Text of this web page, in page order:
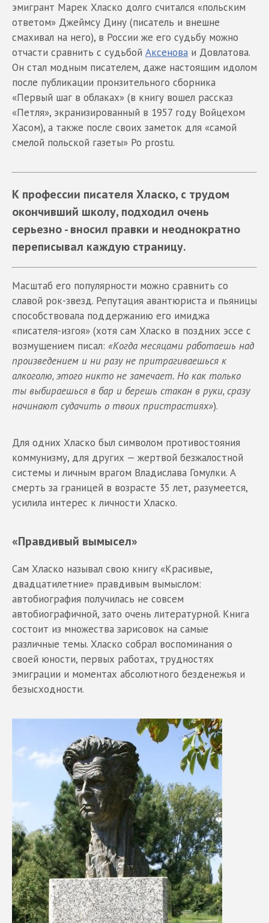
эмигрант Марек Хласко долго считался «польским
ответом» Джеймсу Дину (писатель и внешне
смахивал на него), в России же его судьбу можно
отчасти сравнить с судьбой Аксенова и Довлатова.
Он стал модным писателем, даже настоящим идолом
после публикации пронзительного сборника
«Первый шаг в облаках» (в книгу вошел рассказ
«Петля», экранизированный в 1957 году Войцехом
Хасом), а также после своих заметок для «самой
смелой польской газеты» Po prostu.
К профессии писателя Хласко, с трудом
окончивший школу, подходил очень
серьезно - вносил правки и неоднократно
переписывал каждую страницу.
Масштаб его популярности можно сравнить со
славой рок-звезд. Репутация авантюриста и пьяницы
способствовала поддержанию его имиджа
«писателя-изгоя» (хотя сам Хласко в поздних эссе с
возмущением писал: «Когда месяцами работаешь над
произведением и ни разу не притрагиваешься к
алкоголю, этого никто не замечает. Но как только
ты выбираешься в бар и берешь стакан в руки, сразу
начинают судачить о твоих пристрастиях»).
Для одних Хласко был символом противостояния
коммунизму, для других — жертвой безжалостной
системы и личным врагом Владислава Гомулки. А
смерть за границей в возрасте 35 лет, разумеется,
усилила интерес к личности Хласко.
«Правдивый вымысел»
Сам Хласко называл свою книгу «Красивые,
двадцатилетние» правдивым вымыслом:
автобиография получилась не совсем
автобиографичной, зато очень литературной. Книга
состоит из множества зарисовок на самые
различные темы. Хласко собрал воспоминания о
своей юности, первых работах, трудностях
эмиграции и моментах абсолютного безденежья и
безысходности.